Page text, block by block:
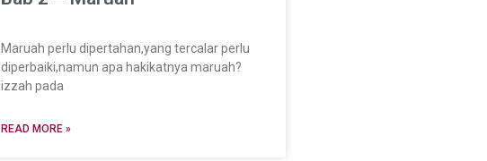
Maruah perlu dipertahan,yang tercalar perlu
diperbaiki,namun apa hakikatnya maruah?
izzah pada
READ MORE »